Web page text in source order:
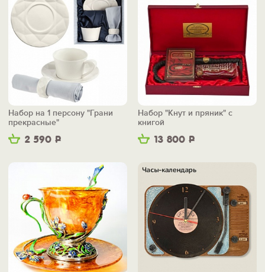
2 590 Р
Набор на 1 персону "Грани
прекрасные"
13 800 Р
Набор "Кнут и пряник" с
книгой